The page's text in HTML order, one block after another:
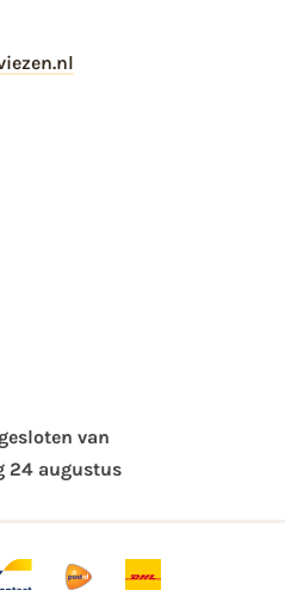
van
24 augustus